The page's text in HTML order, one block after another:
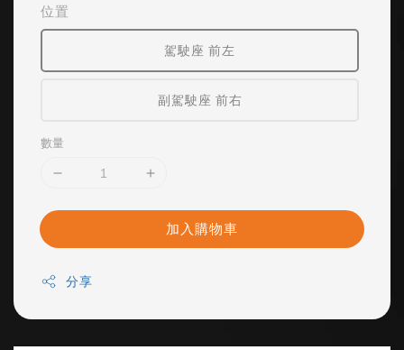
位置
駕駛座 前左
副駕駛座 前右
數量
加入購物車
分享